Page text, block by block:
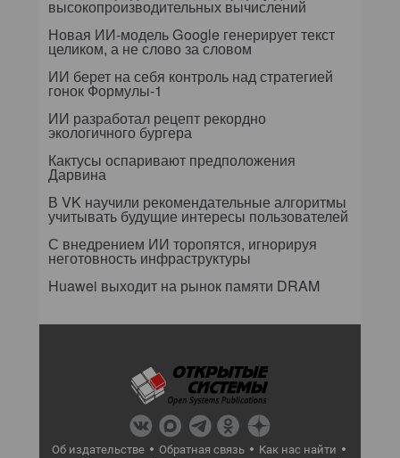
высокопроизводительных вычислений
Новая ИИ-модель Google генерирует текст
целиком, а не слово за словом
ИИ берет на себя контроль над стратегией
гонок Формулы-1
ИИ разработал рецепт рекордно
экологичного бургера
Кактусы оспаривают предположения
Дарвина
В VK научили рекомендательные алгоритмы
учитывать будущие интересы пользователей
С внедрением ИИ торопятся, игнорируя
неготовность инфраструктуры
Huawei выходит на рынок памяти DRAM
Об издательстве Обратная связь
Как нас найти